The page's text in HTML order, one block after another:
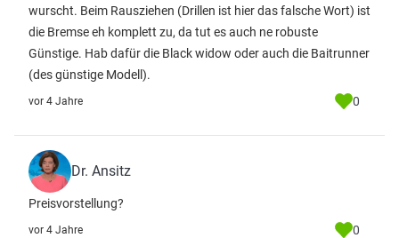
wurscht. Beim Rausziehen (Drillen ist hier das falsche Wort) ist
die Bremse eh komplett zu, da tut es auch ne robuste
Günstige. Hab dafür die Black widow oder auch die Baitrunner
(des günstige Modell).
vor 4 Jahre 0
Dr. Ansitz
Preisvorstellung?
vor 4 Jahre 0